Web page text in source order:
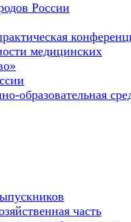
России
медицинских
образовательная
часть